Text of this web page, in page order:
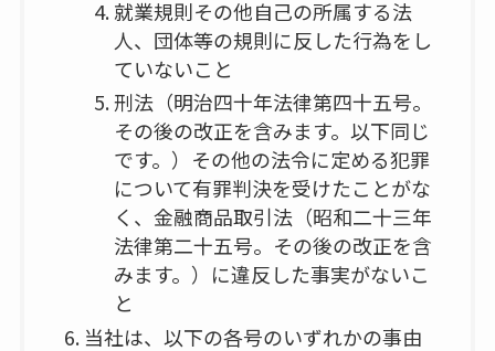
就業規則その他自己の所属する法
人、団体等の規則に反した行為をし
ていないこと
刑法（明治四十年法律第四十五号。
その後の改正を含みます。以下同じ
です。）その他の法令に定める犯罪
について有罪判決を受けたことがな
く、金融商品取引法（昭和二十三年
法律第二十五号。その後の改正を含
みます。）に違反した事実がないこ
と
当社は、以下の各号のいずれかの事由